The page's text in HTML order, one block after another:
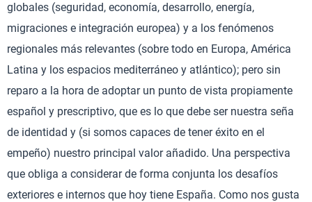
globales (seguridad, economía, desarrollo, energía,
migraciones e integración europea) y a los fenómenos
regionales más relevantes (sobre todo en Europa, América
Latina y los espacios mediterráneo y atlántico); pero sin
reparo a la hora de adoptar un punto de vista propiamente
español y prescriptivo, que es lo que debe ser nuestra seña
de identidad y (si somos capaces de tener éxito en el
empeño) nuestro principal valor añadido. Una perspectiva
que obliga a considerar de forma conjunta los desafíos
exteriores e internos que hoy tiene España. Como nos gusta